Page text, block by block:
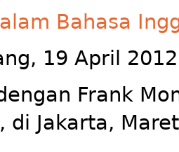
Bahasa
19 April 2012
Frank
, di Jakarta,